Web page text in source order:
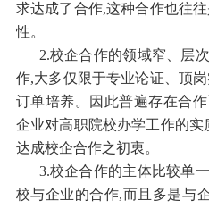
求达成了合作,这种合作也往
性。
2.校企合作的领域窄、层
作,大多仅限于专业论证、顶
订单培养。因此普遍存在合
企业对高职院校办学工作的
达成校企合作之初衷。
3.校企合作的主体比较单
校与企业的合作,而且多是与